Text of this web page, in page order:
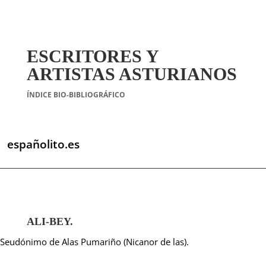
ESCRITORES Y
ARTISTAS ASTURIANOS
ÍNDICE BIO-BIBLIOGRÁFICO
españolito.es
ALI-BEY.
Seudónimo de Alas Pumariño (Nicanor de las).